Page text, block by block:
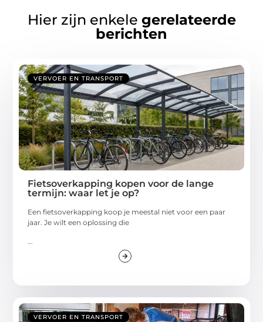
Hier zijn enkele gerelateerde
berichten
VERVOER EN TRANSPORT
Fietsoverkapping kopen voor de lange
termijn: waar let je op?
Een fietsoverkapping koop je meestal niet voor een paar
jaar. Je wilt een oplossing die
...
VERVOER EN TRANSPORT